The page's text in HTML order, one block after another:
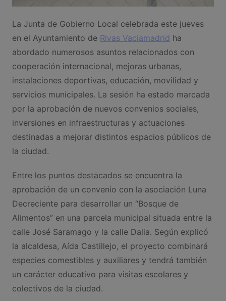
La Junta de Gobierno Local celebrada este jueves
en el Ayuntamiento de Rivas Vaciamadrid ha
abordado numerosos asuntos relacionados con
cooperación internacional, mejoras urbanas,
instalaciones deportivas, educación, movilidad y
servicios municipales. La sesión ha estado marcada
por la aprobación de nuevos convenios sociales,
inversiones en infraestructuras y actuaciones
destinadas a mejorar distintos espacios públicos de
la ciudad.
Entre los puntos destacados se encuentra la
aprobación de un convenio con la asociación Luna
Decreciente para desarrollar un “Bosque de
Alimentos” en una parcela municipal situada entre la
calle José Saramago y la calle Dalia. Según explicó
la alcaldesa, Aída Castillejo, el proyecto combinará
especies comestibles y auxiliares y tendrá también
un carácter educativo para visitas escolares y
colectivos de la ciudad.